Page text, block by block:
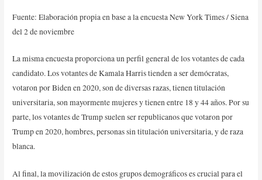
Fuente: Elaboración propia en base a la encuesta New York Times / Siena
del 2 de noviembre
La misma encuesta proporciona un perfil general de los votantes de cada
candidato. Los votantes de Kamala Harris tienden a ser demócratas,
votaron por Biden en 2020, son de diversas razas, tienen titulación
universitaria, son mayormente mujeres y tienen entre 18 y 44 años. Por su
parte, los votantes de Trump suelen ser republicanos que votaron por
Trump en 2020, hombres, personas sin titulación universitaria, y de raza
blanca.
Al final, la movilización de estos grupos demográficos es crucial para el